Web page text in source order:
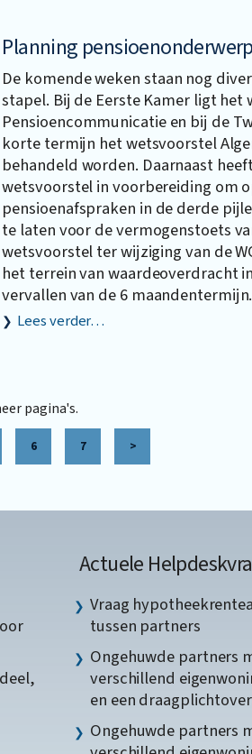
Planning
De komende weken staan nog
stapel. Bij de Eerste Kamer ligt het
Pensioencommunicatie en bij de
korte termijn het wetsvoorstel
behandeld worden. Daarnaast
wetsvoorstel in voorbereiding om
pensioenafspraken in de derde
te laten voor de vermogenstoets
wetsvoorstel ter wijziging van de
het terrein van waardeoverdracht
vervallen van de 6 maandentermijn.
Lees verder…
pagina's.
6 7 >
Actuele
Vraag
tussen partners
Ongehuwde partners
verschillend
en een
Ongehuwde partners